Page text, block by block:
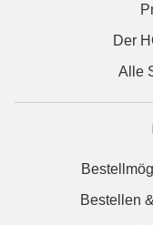
Der
Alle
Bestellen